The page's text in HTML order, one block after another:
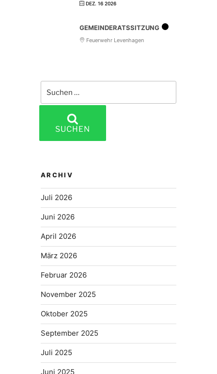
DEZ. 16 2026
GEMEINDERATSSITZUNG
Feuerwehr Levenhagen
nach:
SUCHEN
ARCHIV
Juli 2026
Juni 2026
April 2026
März 2026
Februar 2026
November 2025
Oktober 2025
September 2025
Juli 2025
Juni 2025